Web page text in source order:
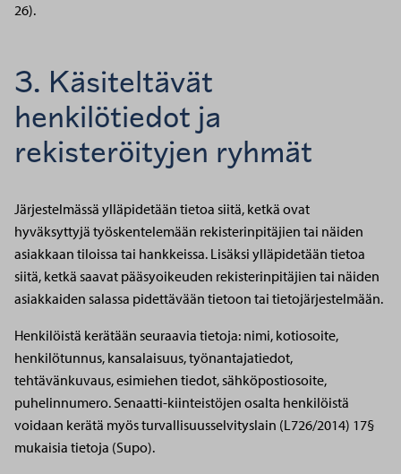
26).
3. Käsiteltävät
henkilötiedot ja
rekisteröityjen ryhmät
Järjestelmässä ylläpidetään tietoa siitä, ketkä ovat
hyväksyttyjä työskentelemään rekisterinpitäjien tai näiden
asiakkaan tiloissa tai hankkeissa. Lisäksi ylläpidetään tietoa
siitä, ketkä saavat pääsyoikeuden rekisterinpitäjien tai näiden
asiakkaiden salassa pidettävään tietoon tai tietojärjestelmään.
Henkilöistä kerätään seuraavia tietoja: nimi, kotiosoite,
henkilötunnus, kansalaisuus, työnantajatiedot,
tehtävänkuvaus, esimiehen tiedot, sähköpostiosoite,
puhelinnumero. Senaatti-kiinteistöjen osalta henkilöistä
voidaan kerätä myös turvallisuusselvityslain (L726/2014) 17§
mukaisia tietoja (Supo).